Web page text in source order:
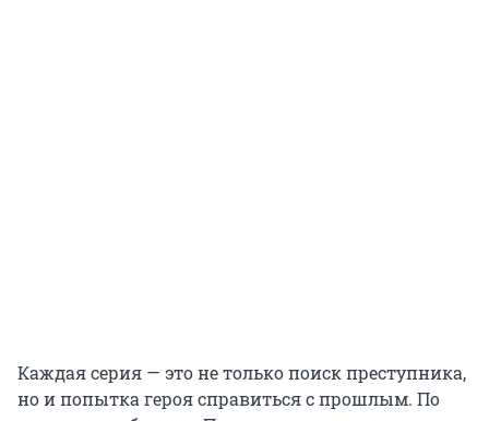
Каждая серия — это не только поиск преступника,
но и попытка героя справиться с прошлым. По